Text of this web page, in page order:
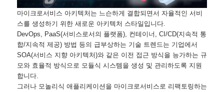
마이크로서비스 아키텍처는 느슨하게 결합되면서 자율적인 서비
스를 생성하기 위한 새로운 아키텍처 스타일입니다.
DevOps, PaaS(서비스로서의 플랫폼), 컨테이너, CI/CD(지속적 통
합/지속적 제공) 방법 등의 급부상하는 기술 트렌드는 기업에서
SOA(서비스 지향 아키텍처)와 같은 이전 접근 방식을 능가하는 규
모와 효율적 방식으로 모듈식 시스템을 생성 및 관리하도록 지원
합니다.
그러나 모놀리식 애플리케이션을 마이크로서비스로 리팩토링하는